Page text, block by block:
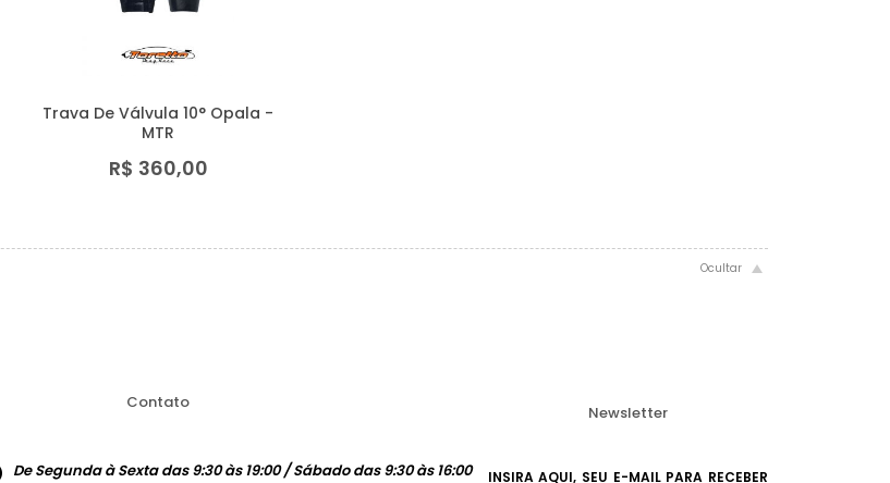
Trava De Válvula 10° Opala -
MTR
R$ 360,00
Contato
De Segunda à Sexta das 9:30 às 19:00 / Sábado das 9:30 às 16:00
Newsletter
INSIRA AQUI, SEU E-MAIL PARA RECEBER